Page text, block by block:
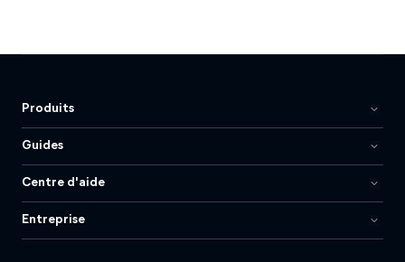
Produits
Guides
Centre d'aide
Entreprise